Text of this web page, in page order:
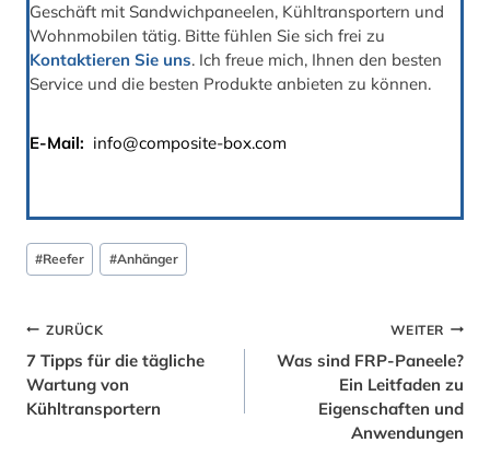
Geschäft mit Sandwichpaneelen, Kühltransportern und
Wohnmobilen tätig. Bitte fühlen Sie sich frei zu
Kontaktieren Sie uns. Ich freue mich, Ihnen den besten
Service und die besten Produkte anbieten zu können.
E-Mail: info@composite-box.com
Beitrags
Tags:
#Reefer #Anhänger
Beitrags-
Navigation
ZURÜCK
7 Tipps für die tägliche
Wartung von
Kühltransportern
WEITER
Was sind FRP-Paneele?
Ein Leitfaden zu
Eigenschaften und
Anwendungen